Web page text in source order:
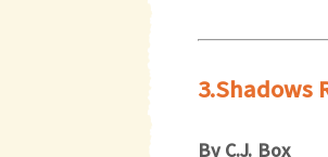
3.Shadows
By C.J. Box